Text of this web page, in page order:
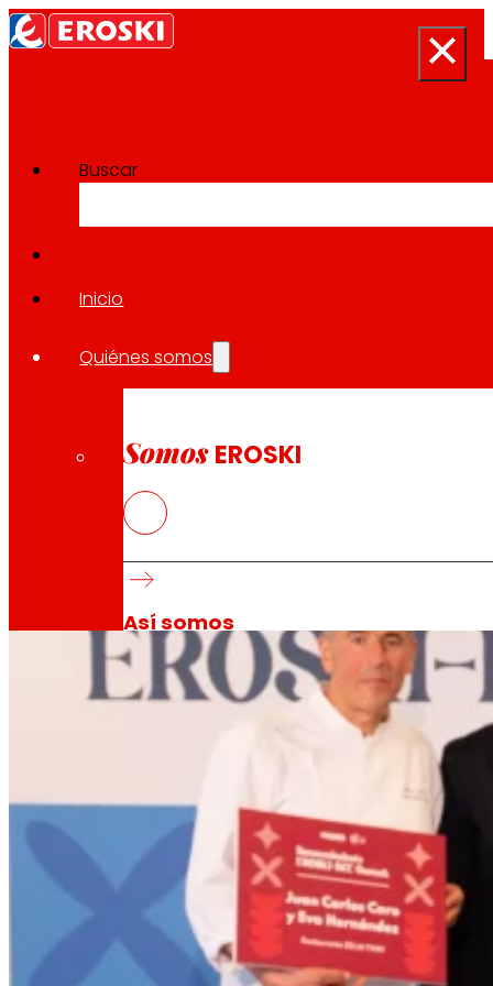
Buscar
Inicio
Quiénes somos
Somos EROSKI
Así somos
Todo nuestro ADN: un viaje por la misión, la
Somos por y para las personas. Descubre
Fundación
Sala de prensa
Volver a todas las noticias
15.11.2024
EROSKI y Basque Culinary
al producto local,
Celebración del “Reconocimiento EROSKI BCC